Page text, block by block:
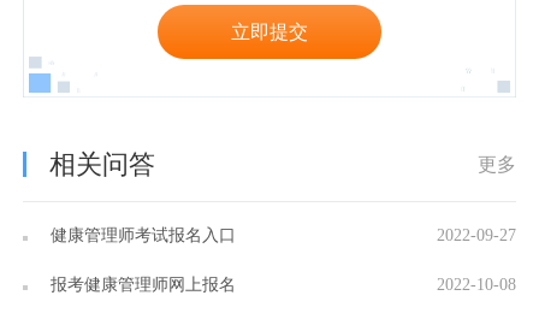
立即提交
相关问答 更多
健康管理师考试报名入口 2022-09-27
报考健康管理师网上报名 2022-10-08